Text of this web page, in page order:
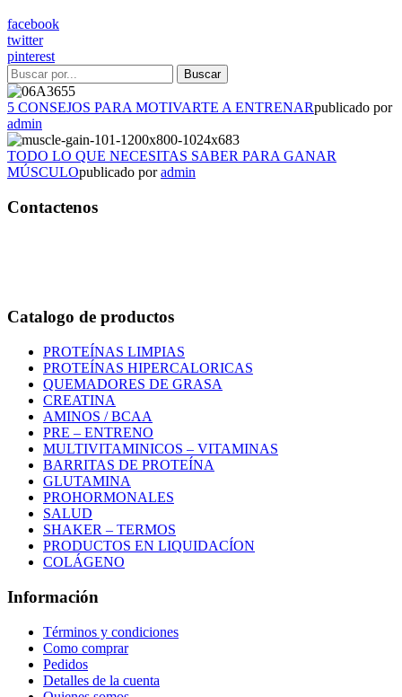
facebook
twitter
pinterest
5 CONSEJOS PARA MOTIVARTE A ENTRENARpublicado por
admin
TODO LO QUE NECESITAS SABER PARA GANAR
MÚSCULOpublicado poradmin
Contactenos
Catalogo de productos
PROTEÍNAS LIMPIAS
PROTEÍNAS HIPERCALORICAS
QUEMADORES DE GRASA
CREATINA
AMINOS / BCAA
PRE – ENTRENO
MULTIVITAMINICOS – VITAMINAS
BARRITAS DE PROTEÍNA
GLUTAMINA
PROHORMONALES
SALUD
SHAKER – TERMOS
PRODUCTOS EN LIQUIDACÍON
COLÁGENO
Información
Términos y condiciones
Como comprar
Pedidos
Detalles de la cuenta